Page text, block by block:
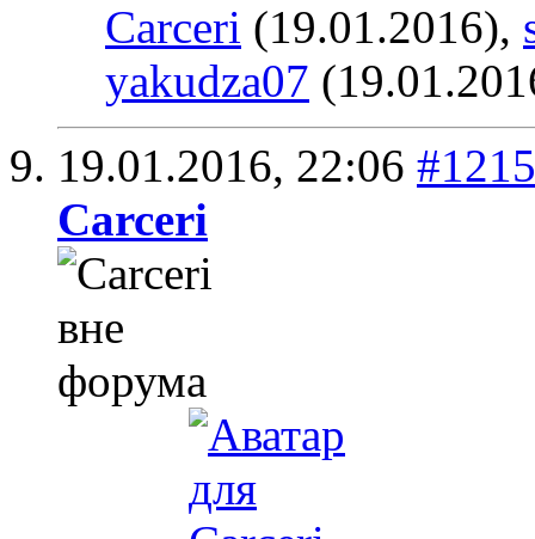
Carceri (19.01.2016),
yakudza07
19.01.2016, 22:06 #1215
Carceri